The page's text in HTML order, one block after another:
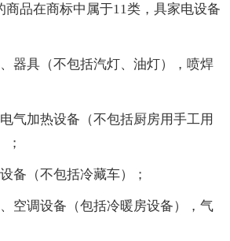
品在商标中属于11类，具家电设备
具（不包括汽灯、油灯），喷焊
加热设备（不包括厨房用手工用
；
（不包括冷藏车）；
调设备（包括冷暖房设备），气